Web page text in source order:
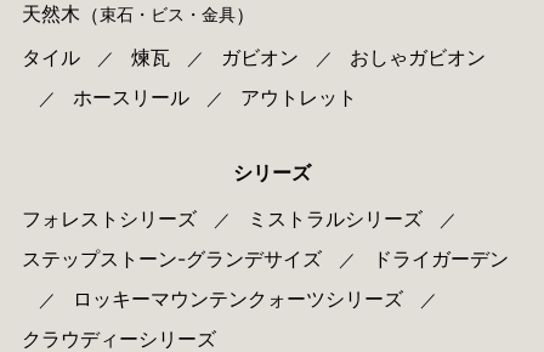
天然木 （束⽯・ビス・⾦具）
タイル／ 煉瓦／ ガビオン ／ おしゃガビオン
／ ホースリール／ アウトレット
シリーズ
フォレストシリーズ／ ミストラルシリーズ／
ステップストーン-グランデサイズ／ ドライガーデン
／ ロッキーマウンテンクォーツシリーズ／
クラウディーシリーズ